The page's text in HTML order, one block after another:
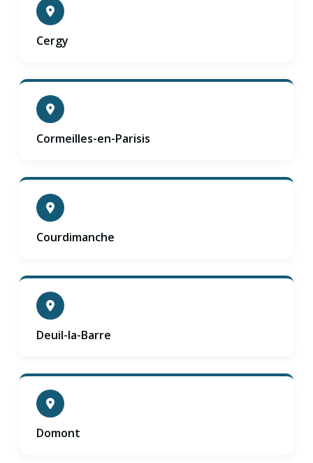
Cergy
Cormeilles-en-Parisis
Courdimanche
Deuil-la-Barre
Domont